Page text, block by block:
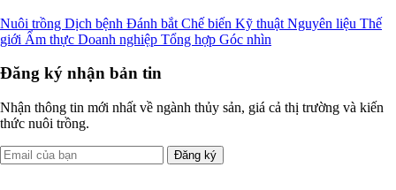
Nuôi trồng Dịch bệnh Đánh bắt Chế biến Kỹ thuật Nguyên liệu Thế
giới Ẩm thực Doanh nghiệp Tổng hợp Góc nhìn
Đăng ký nhận bản tin
Nhận thông tin mới nhất về ngành thủy sản, giá cả thị trường và kiến
thức nuôi trồng.
Đăng ký